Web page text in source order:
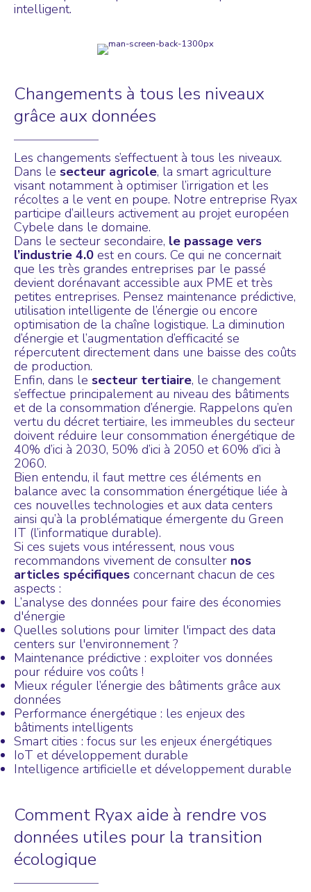
intelligent.
Changements à tous les niveaux
grâce aux données
Les changements s’effectuent à tous les niveaux.
Dans le secteur agricole, la smart agriculture
visant notamment à optimiser l’irrigation et les
récoltes a le vent en poupe. Notre entreprise Ryax
participe d’ailleurs activement au projet européen
Cybele dans le domaine.
Dans le secteur secondaire, le passage vers
l’industrie 4.0est en cours. Ce qui ne concernait
que les très grandes entreprises par le passé
devient dorénavant accessible aux PME et très
petites entreprises. Pensez maintenance prédictive,
utilisation intelligente de l’énergie ou encore
optimisation de la chaîne logistique. La diminution
d’énergie et l’augmentation d’efficacité se
répercutent directement dans une baisse des coûts
de production.
Enfin, dans le secteur tertiaire, le changement
s’effectue principalement au niveau des bâtiments
et de la consommation d’énergie. Rappelons qu’en
vertu du décret tertiaire, les immeubles du secteur
doivent réduire leur consommation énergétique de
40% d’ici à 2030, 50% d’ici à 2050 et 60% d’ici à
2060.
Bien entendu, il faut mettre ces éléments en
balance avec la consommation énergétique liée à
ces nouvelles technologies et aux data centers
ainsi qu’à la problématique émergente du Green
IT (l’informatique durable).
Si ces sujets vous intéressent, nous vous
recommandons vivement de consulter nos
articles spécifiquesconcernant chacun de ces
aspects :
L’analyse des données pour faire des économies
d'énergie
Quelles solutions pour limiter l'impact des data
centers sur l'environnement ?
Maintenance prédictive : exploiter vos données
pour réduire vos coûts !
Mieux réguler l’énergie des bâtiments grâce aux
données
Performance énergétique : les enjeux des
bâtiments intelligents
Smart cities : focus sur les enjeux énergétiques
IoT et développement durable
Intelligence artificielle et développement durable
Comment Ryax aide à rendre vos
données utiles pour la transition
écologique